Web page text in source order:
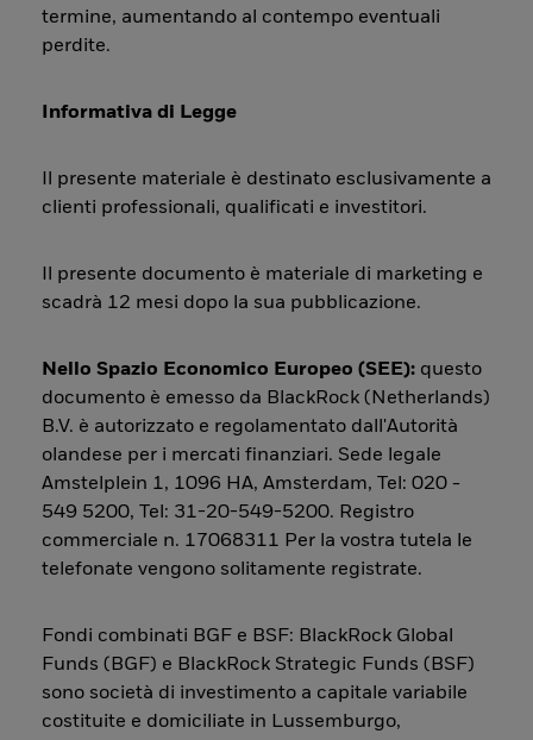
termine, aumentando al contempo eventuali
perdite.
Informativa di Legge
Il presente materiale è destinato esclusivamente a
clienti professionali, qualificati e investitori.
Il presente documento è materiale di marketing e
scadrà 12 mesi dopo la sua pubblicazione.
Nello Spazio Economico Europeo (SEE): questo
documento è emesso da BlackRock (Netherlands)
B.V. è autorizzato e regolamentato dall'Autorità
olandese per i mercati finanziari. Sede legale
Amstelplein 1, 1096 HA, Amsterdam, Tel: 020 -
549 5200, Tel: 31-20-549-5200. Registro
commerciale n. 17068311 Per la vostra tutela le
telefonate vengono solitamente registrate.
Fondi combinati BGF e BSF: BlackRock Global
Funds (BGF) e BlackRock Strategic Funds (BSF)
sono società di investimento a capitale variabile
costituite e domiciliate in Lussemburgo,